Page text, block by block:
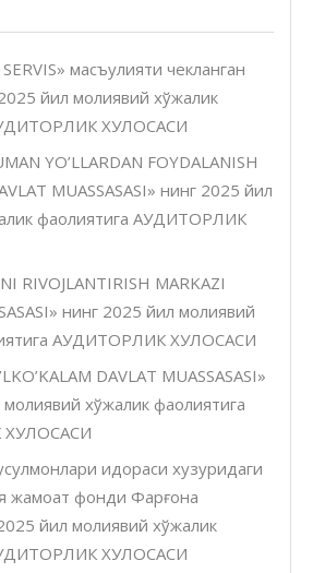
SERVIS» масъулияти чекланган
йил молиявий хўжалик
ХУЛОСАСИ
YO’LLARDAN FOYDALANISH
MUASSASASI» нинг 2025 йил
фаолиятига АУДИТОРЛИК
RIVOJLANTIRISH MARKAZI
нинг 2025 йил молиявий
АУДИТОРЛИК ХУЛОСАСИ
DAVLAT MUASSASASI»
хўжалик фаолиятига
идораси хузуридаги
жамоат фонди Фарғона
йил молиявий хўжалик
ХУЛОСАСИ